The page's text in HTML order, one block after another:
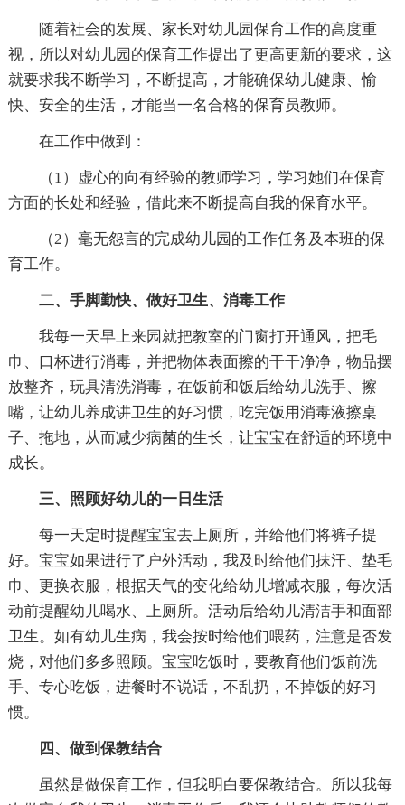
随着社会的发展、家长对幼儿园保育工作的高度重
视，所以对幼儿园的保育工作提出了更高更新的要求，这
就要求我不断学习，不断提高，才能确保幼儿健康、愉
快、安全的生活，才能当一名合格的保育员教师。
在工作中做到：
（1）虚心的向有经验的教师学习，学习她们在保育
方面的长处和经验，借此来不断提高自我的保育水平。
（2）毫无怨言的完成幼儿园的工作任务及本班的保
育工作。
二、手脚勤快、做好卫生、消毒工作
我每一天早上来园就把教室的门窗打开通风，把毛
巾、口杯进行消毒，并把物体表面擦的干干净净，物品摆
放整齐，玩具清洗消毒，在饭前和饭后给幼儿洗手、擦
嘴，让幼儿养成讲卫生的好习惯，吃完饭用消毒液擦桌
子、拖地，从而减少病菌的生长，让宝宝在舒适的环境中
成长。
三、照顾好幼儿的一日生活
每一天定时提醒宝宝去上厕所，并给他们将裤子提
好。宝宝如果进行了户外活动，我及时给他们抹汗、垫毛
巾、更换衣服，根据天气的变化给幼儿增减衣服，每次活
动前提醒幼儿喝水、上厕所。活动后给幼儿清洁手和面部
卫生。如有幼儿生病，我会按时给他们喂药，注意是否发
烧，对他们多多照顾。宝宝吃饭时，要教育他们饭前洗
手、专心吃饭，进餐时不说话，不乱扔，不掉饭的好习
惯。
四、做到保教结合
虽然是做保育工作，但我明白要保教结合。所以我每